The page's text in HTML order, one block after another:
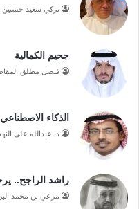
تركي سعيد حسنين
جحيم الكمالية
فيصل مطلق
الذكاء
د. عبدالله علي
راشد الراجح..
مرعي بن محمد